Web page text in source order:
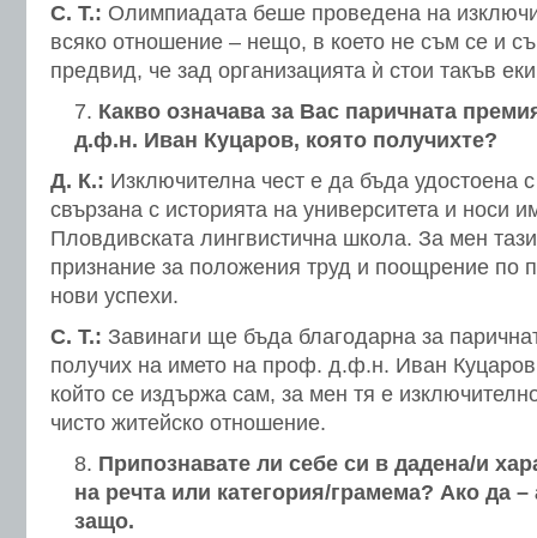
С. Т.: Олимпиадата беше проведена на
всяко отношение – нещо, в което не съм се и
предвид, че зад организацията ѝ стои такъв
Какво означава за Вас паричната
д.ф.н. Иван Куцаров, която получихте?
Д. К.: Изключителна чест е да бъда удостоена
свързана с историята на университета и носи
Пловдивската лингвистична школа. За мен
признание за положения труд и поощрение по
нови успехи.
С. Т.: Завинаги ще бъда благодарна за
получих на името на проф. д.ф.н. Иван
който се издържа сам, за мен тя е
чисто житейско отношение.
Припознавате ли себе си в дадена/и
на речта или категория/грамема? Ако да –
защо.